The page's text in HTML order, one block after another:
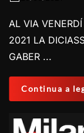
AL VIA
2021 LA
GABER ...
Continua a